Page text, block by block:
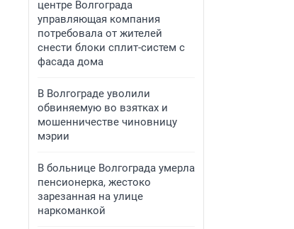
центре Волгограда
управляющая компания
потребовала от жителей
снести блоки сплит-систем с
фасада дома
В Волгограде уволили
обвиняемую во взятках и
мошенничестве чиновницу
мэрии
В больнице Волгограда умерла
пенсионерка, жестоко
зарезанная на улице
наркоманкой